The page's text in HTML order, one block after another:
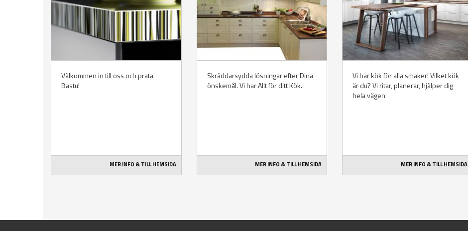
Välkommen in till oss och prata
Bastu!
MER INFO & TILL HEMSIDA
Skräddarsydda lösningar efter Dina
önskemål. Vi har Allt för ditt Kök.
MER INFO & TILL HEMSIDA
Vi har kök för alla smaker! Vilket kök
är du? Vi ritar, planerar, hjälper dig
hela vägen
MER INFO & TILL HEMSIDA